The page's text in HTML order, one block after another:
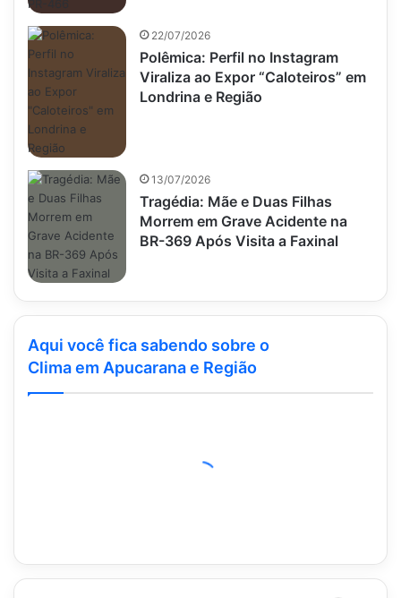
22/07/2026
Polêmica: Perfil no Instagram
Viraliza ao Expor “Caloteiros” em
Londrina e Região
13/07/2026
Tragédia: Mãe e Duas Filhas
Morrem em Grave Acidente na
BR-369 Após Visita a Faxinal
Aqui você fica sabendo sobre o
Clima em Apucarana e Região